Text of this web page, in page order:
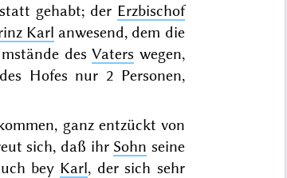
gehabt; der Erzbischof
Karl anwesend, dem die
desVaters wegen,
des Hofes nur 2 Personen,
ganz entzückt von
sich, daß ihr Sohn seine
bey Karl, der sich sehr